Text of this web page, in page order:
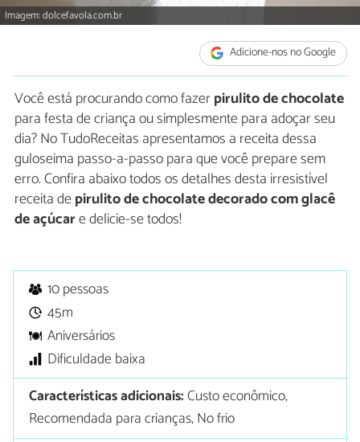
Imagem: dolcefavola.com.br
Adicione-nos no Google
Você está procurando como fazerpirulito de chocolate
para festa de criança ou simplesmente para adoçar seu
dia? No TudoReceitas apresentamos a receita dessa
guloseima passo-a-passo para que você prepare sem
erro. Confira abaixo todos os detalhes desta irresistível
receita depirulito de chocolate decorado com glacê
de açúcare delicie-se todos!
10 pessoas
45m
Aniversários
Dificuldade baixa
Características adicionais:Custo econômico,
Recomendada para crianças, No frio